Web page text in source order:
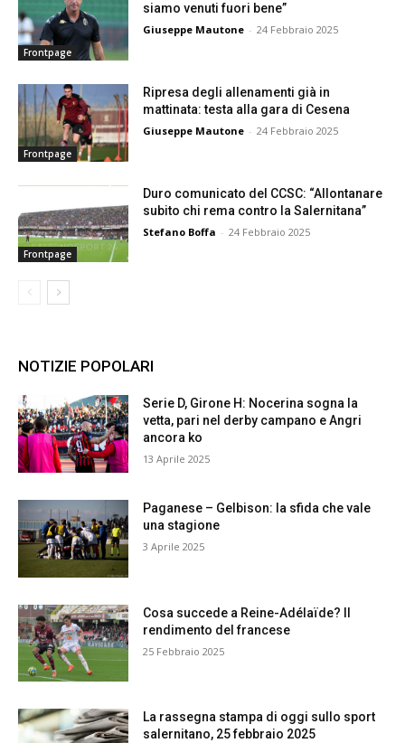
Frontpage
siamo venuti fuori bene”
Giuseppe Mautone - 24 Febbraio 2025
Frontpage
Ripresa degli allenamenti già in
mattinata: testa alla gara di Cesena
Giuseppe Mautone - 24 Febbraio 2025
Frontpage
Duro comunicato del CCSC: “Allontanare
subito chi rema contro la Salernitana”
Stefano Boffa - 24 Febbraio 2025
NOTIZIE POPOLARI
Serie D, Girone H: Nocerina sogna la
vetta, pari nel derby campano e Angri
ancora ko
13 Aprile 2025
Paganese – Gelbison: la sfida che vale
una stagione
3 Aprile 2025
Cosa succede a Reine-Adélaïde? Il
rendimento del francese
25 Febbraio 2025
La rassegna stampa di oggi sullo sport
salernitano, 25 febbraio 2025